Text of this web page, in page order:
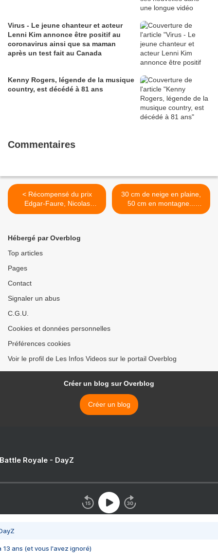
Virus - Le jeune chanteur et acteur
Lenni Kim annonce être positif au
coronavirus ainsi que sa maman
après un test fait au Canada
Kenny Rogers, légende de la musique
country, est décédé à 81 ans
Commentaires
< Récompensé du prix
Edgar-Faure, Nicolas
Sarkozy annonce une suite
30 cm de neige en plaine,
50 cm en montagne...
L'Isère, la Drôme et l'Ain en
Hébergé par Overblog
Top articles
Pages
Contact
Signaler un abus
C.G.U.
Cookies et données personnelles
Préférences cookies
Voir le profil de Les Infos Videos sur le portail Overblog
Créer un blog sur Overblog
Créer un blog
Royale - DayZ
13 ans (et vous l'avez ignoré)